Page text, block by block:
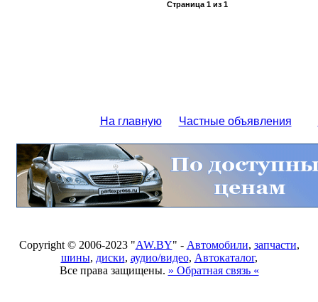
Страница 1из 1
На главную Частные объявления
Copyright © 2006-2023 "AW.BY" - Автомобили, запчасти,
шины, диски, аудио/видео, Автокаталог,
Все права защищены. » Обратная связь «